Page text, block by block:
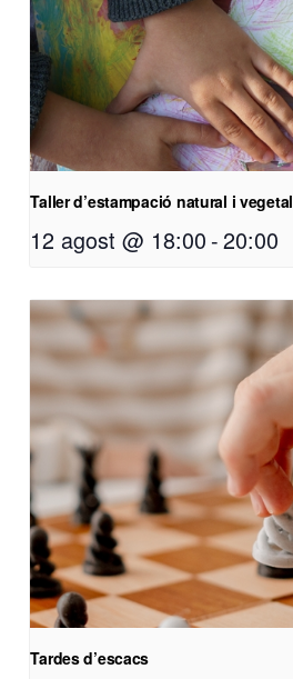
Taller d’estampació natural i vegetal
12 agost @ 18:00 -20:00
Tardes d’escacs